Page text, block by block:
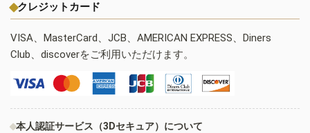
クレジットカード
VISA、MasterCard、JCB、AMERICAN EXPRESS、Diners
Club、discoverをご利用いただけます。
本人認証サービス（3Dセキュア）について